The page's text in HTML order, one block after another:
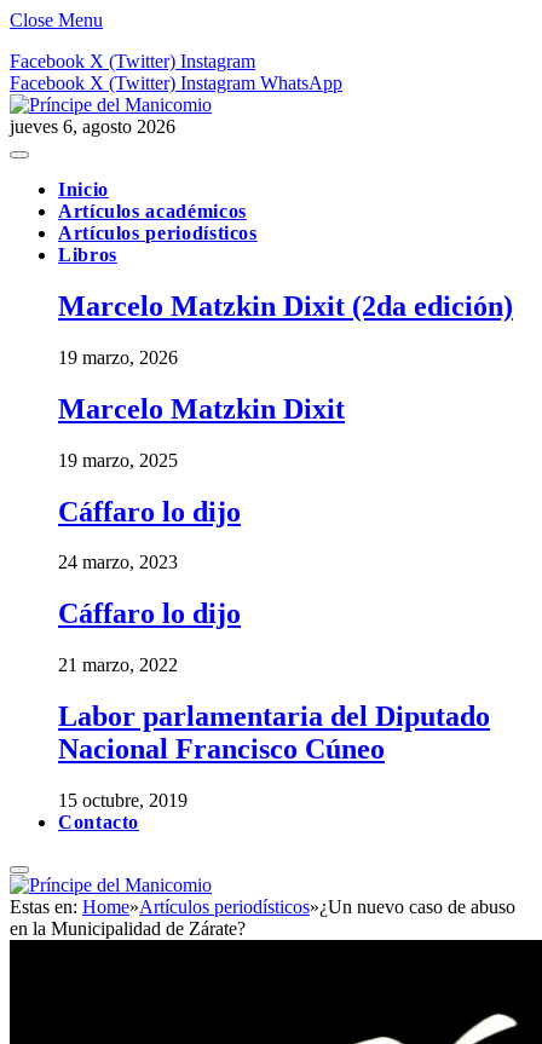
Close Menu
Facebook X (Twitter) Instagram
Facebook X (Twitter) Instagram WhatsApp
jueves 6, agosto 2026
Inicio
Artículos académicos
Artículos periodísticos
Libros
Marcelo Matzkin Dixit (2da edición)
19 marzo, 2026
Marcelo Matzkin Dixit
19 marzo, 2025
Cáffaro lo dijo
24 marzo, 2023
Cáffaro lo dijo
21 marzo, 2022
Labor parlamentaria del Diputado
Nacional Francisco Cúneo
15 octubre, 2019
Contacto
Estas en: Home»Artículos periodísticos»¿Un nuevo caso de abuso
en la Municipalidad de Zárate?